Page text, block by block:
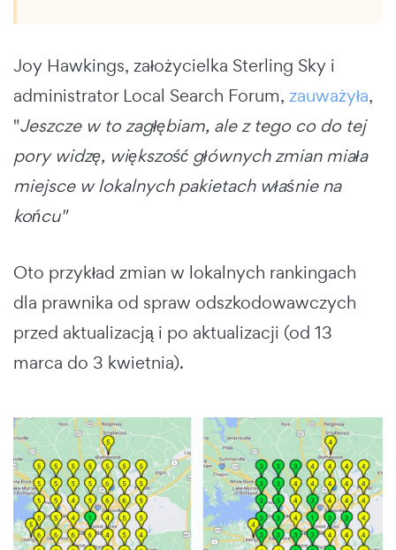
Joy Hawkings, założycielka Sterling Sky i
administrator Local Search Forum, zauważyła,
"Jeszcze w to zagłębiam, ale z tego co do tej
pory widzę, większość głównych zmian miała
miejsce w lokalnych pakietach właśnie na
końcu"
Oto przykład zmian w lokalnych rankingach
dla prawnika od spraw odszkodowawczych
przed aktualizacją i po aktualizacji (od 13
marca do 3 kwietnia).